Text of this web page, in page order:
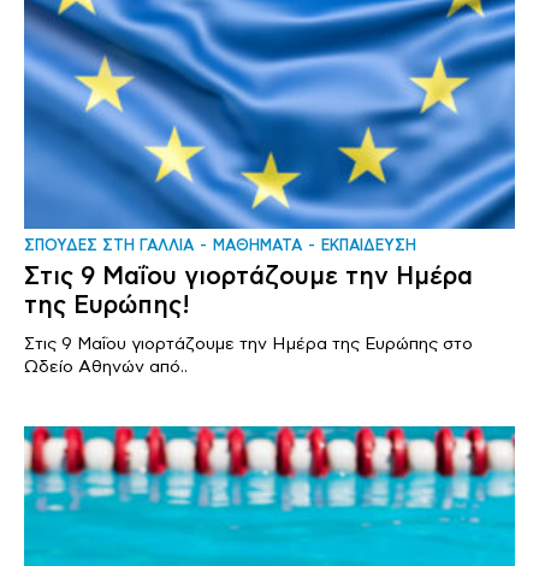
ΣΠΟΥΔΕΣ ΣΤΗ ΓΑΛΛΙΑ ΜΑΘΗΜΑΤΑ ΕΚΠΑΙΔΕΥΣΗ
Στις 9 Μαΐου γιορτάζουμε την Ημέρα
της Ευρώπης!
Στις 9 Μαΐου γιορτάζουμε την Ημέρα της Ευρώπης στο
Ωδείο Αθηνών από..